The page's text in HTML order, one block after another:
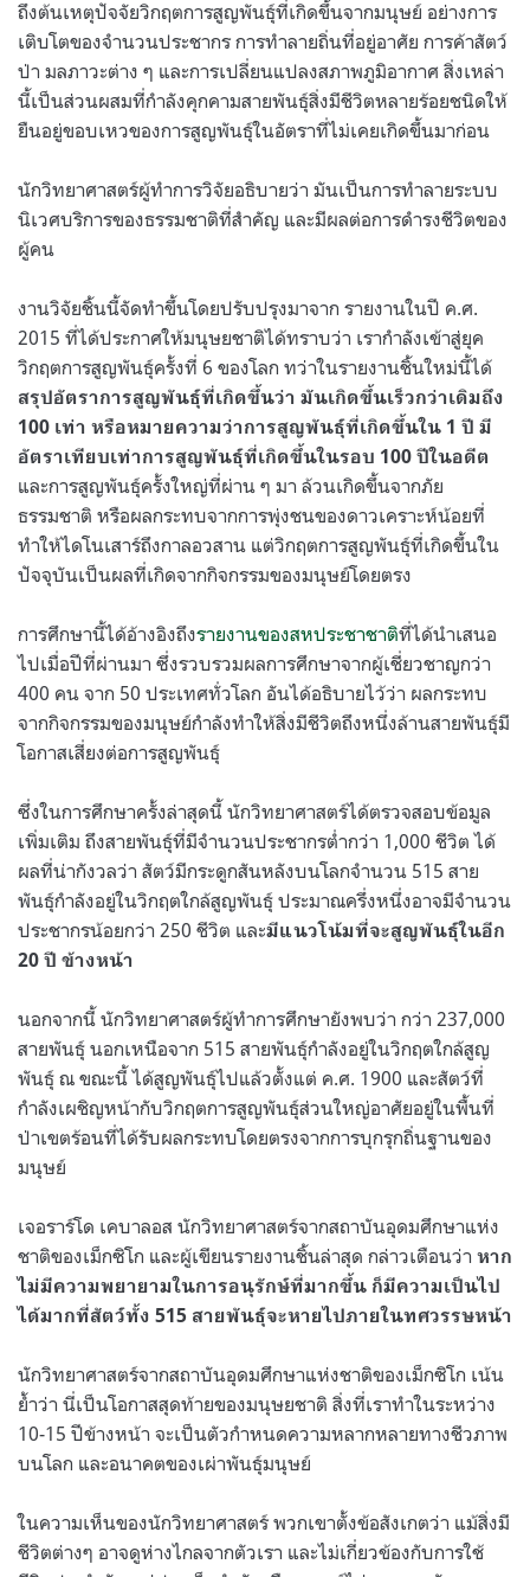
ถึงต้นเหตุปัจจัยวิกฤตการสูญพันธุ์ที่เกิดขึ้นจากมนุษย์ อย่างการ
เติบโตของจำนวนประชากร การทำลายถิ่นที่อยู่อาศัย การค้าสัตว์
ป่า มลภาวะต่าง ๆ และการเปลี่ยนแปลงสภาพภูมิอากาศ สิ่งเหล่า
นี้เป็นส่วนผสมที่กำลังคุกคามสายพันธุ์สิ่งมีชีวิตหลายร้อยชนิดให้
ยืนอยู่ขอบเหวของการสูญพันธุ์ในอัตราที่ไม่เคยเกิดขึ้นมาก่อน
นักวิทยาศาสตร์ผู้ทำการวิจัยอธิบายว่า มันเป็นการทำลายระบบ
นิเวศบริการของธรรมชาติที่สำคัญ และมีผลต่อการดำรงชีวิตของ
ผู้คน
งานวิจัยชิ้นนี้จัดทำขึ้นโดยปรับปรุงมาจาก รายงานในปี ค.ศ.
2015 ที่ได้ประกาศให้มนุษยชาติได้ทราบว่า เรากำลังเข้าสู่ยุค
วิกฤตการสูญพันธุ์ครั้งที่ 6 ของโลก ทว่าในรายงานชิ้นใหม่นี้ได้
สรุปอัตราการสูญพันธุ์ที่เกิดขึ้นว่า มันเกิดขึ้นเร็วกว่าเดิมถึง
100 เท่า หรือหมายความว่าการสูญพันธุ์ที่เกิดขึ้นใน 1 ปี มี
อัตราเทียบเท่าการสูญพันธุ์ที่เกิดขึ้นในรอบ 100 ปีในอดีต
และการสูญพันธุ์ครั้งใหญ่ที่ผ่าน ๆ มา ล้วนเกิดขึ้นจากภัย
ธรรมชาติ หรือผลกระทบจากการพุ่งชนของดาวเคราะห์น้อยที่
ทำให้ไดโนเสาร์ถึงกาลอวสาน แต่วิกฤตการสูญพันธุ์ที่เกิดขึ้นใน
ปัจจุบันเป็นผลที่เกิดจากกิจกรรมของมนุษย์โดยตรง
การศึกษานี้ได้อ้างอิงถึงรายงานของสหประชาชาติที่ได้นำเสนอ
ไปเมื่อปีที่ผ่านมา ซึ่งรวบรวมผลการศึกษาจากผู้เชี่ยวชาญกว่า
400 คน จาก 50 ประเทศทั่วโลก อันได้อธิบายไว้ว่า ผลกระทบ
จากกิจกรรมของมนุษย์กำลังทำให้สิ่งมีชีวิตถึงหนึ่งล้านสายพันธุ์มี
โอกาสเสี่ยงต่อการสูญพันธุ์
ซึ่งในการศึกษาครั้งล่าสุดนี้ นักวิทยาศาสตร์ได้ตรวจสอบข้อมูล
เพิ่มเติม ถึงสายพันธุ์ที่มีจำนวนประชากรต่ำกว่า 1,000 ชีวิต ได้
ผลที่น่ากังวลว่า สัตว์มีกระดูกสันหลังบนโลกจำนวน 515 สาย
พันธุ์กำลังอยู่ในวิกฤตใกล้สูญพันธุ์ ประมาณครึ่งหนึ่งอาจมีจำนวน
ประชากรน้อยกว่า 250 ชีวิต และมีแนวโน้มที่จะสูญพันธุ์ในอีก
20 ปี ข้างหน้า
นอกจากนี้ นักวิทยาศาสตร์ผู้ทำการศึกษายังพบว่า กว่า 237,000
สายพันธุ์ นอกเหนือจาก 515 สายพันธุ์กำลังอยู่ในวิกฤตใกล้สูญ
พันธุ์ ณ ขณะนี้ ได้สูญพันธุ์ไปแล้วตั้งแต่ ค.ศ. 1900 และสัตว์ที่
กำลังเผชิญหน้ากับวิกฤตการสูญพันธุ์ส่วนใหญ่อาศัยอยู่ในพื้นที่
ป่าเขตร้อนที่ได้รับผลกระทบโดยตรงจากการบุกรุกถิ่นฐานของ
มนุษย์
เจอราร์โด เคบาลอส นักวิทยาศาสตร์จากสถาบันอุดมศึกษาแห่ง
ชาติของเม็กซิโก และผู้เขียนรายงานชิ้นล่าสุด กล่าวเตือนว่า หาก
ไม่มีความพยายามในการอนุรักษ์ที่มากขึ้น ก็มีความเป็นไป
ได้มากที่สัตว์ทั้ง 515 สายพันธุ์จะหายไปภายในทศวรรษหน้า
นักวิทยาศาสตร์จากสถาบันอุดมศึกษาแห่งชาติของเม็กซิโก เน้น
ย้ำว่า นี่เป็นโอกาสสุดท้ายของมนุษยชาติ สิ่งที่เราทำในระหว่าง
10-15 ปีข้างหน้า จะเป็นตัวกำหนดความหลากหลายทางชีวภาพ
บนโลก และอนาคตของเผ่าพันธุ์มนุษย์
ในความเห็นของนักวิทยาศาสตร์ พวกเขาตั้งข้อสังเกตว่า แม้สิ่งมี
ชีวิตต่างๆ อาจดูห่างไกลจากตัวเรา และไม่เกี่ยวข้องกับการใช้